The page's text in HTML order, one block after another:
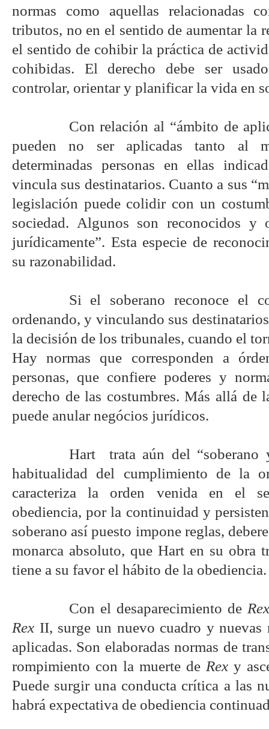
normas como aquellas relacionadas
tributos, no en el sentido de aumentar la
el sentido de cohibir la práctica de
cohibidas. El derecho debe ser
controlar, orientar y planificar la vida en
Con relación al “ámbito de
pueden no ser aplicadas tanto al
determinadas personas en ellas
vincula sus destinatarios. Cuanto a sus
legislación puede colidir con un
sociedad. Algunos son reconocidos y
jurídicamente”. Esta especie de
su razonabilidad.
Si el soberano reconoce el
ordenando, y vinculando sus
la decisión de los tribunales, cuando el
Hay normas que corresponden a
personas, que confiere poderes y
derecho de las costumbres. Más allá de
puede anular negócios jurídicos.
Hart
trata aún del
habitualidad del cumplimiento de la
caracteriza la orden venida en el
obediencia, por la continuidad y
soberano así puesto impone reglas,
monarca absoluto, que Hart en su obra
tiene a su favor el hábito de la obediencia.
Con el desaparecimiento de
Rex II, surge un nuevo cuadro y nuevas
aplicadas. Son elaboradas normas de
rompimiento con la muerte de Rex y
Puede surgir una conducta crítica a las
habrá expectativa de obediencia